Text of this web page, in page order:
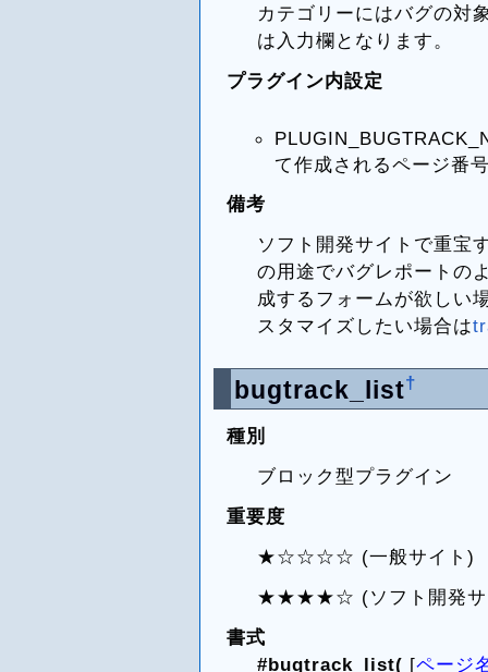
カテゴリーにはバグの対
は入力欄となります。
プラグイン内設定
て作成されるページ番
備考
ソフト開発サイトで重宝
の用途でバグレポートの
成するフォームが欲しい
スタマイズしたい場合は
bugtrack_list†
種別
ブロック型プラグイン
重要度
★☆☆☆☆ (一般サイト)
★★★★☆ (ソフト開発サ
書式
#bugtrack_list( [ページ